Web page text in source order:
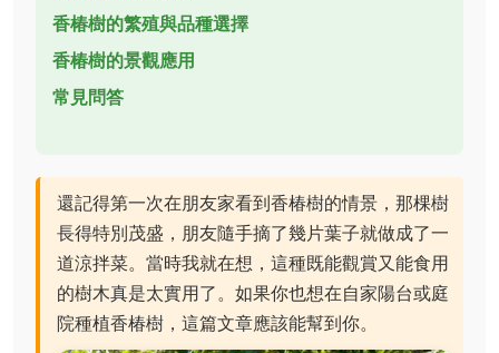
香椿樹的繁殖與品種選擇
香椿樹的景觀應用
常見問答
還記得第一次在朋友家看到香椿樹的情景，那棵樹
長得特別茂盛，朋友隨手摘了幾片葉子就做成了一
道涼拌菜。當時我就在想，這種既能觀賞又能食用
的樹木真是太實用了。如果你也想在自家陽台或庭
院種植香椿樹，這篇文章應該能幫到你。